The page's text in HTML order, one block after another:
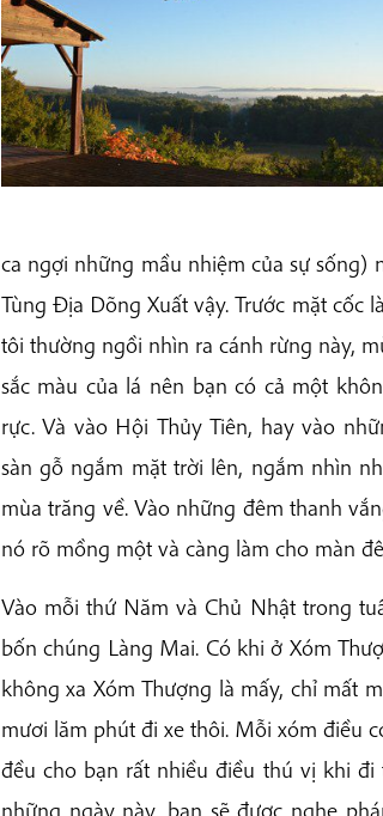
ca ngợi những mầu nhiệm của sự
Tùng Địa Dõng Xuất vậy. Trước mặt cốc
tôi thường ngồi nhìn ra cánh rừng này,
sắc màu của lá nên bạn có cả một
rực. Và vào Hội Thủy Tiên, hay vào
sàn gỗ ngắm mặt trời lên, ngắm nhìn
mùa trăng về. Vào những đêm thanh
nó rõ mồng một và càng làm cho màn
Vào mỗi thứ Năm và Chủ Nhật trong
bốn chúng Làng Mai. Có khi ở Xóm
không xa Xóm Thượng là mấy, chỉ mất
mươi lăm phút đi xe thôi. Mỗi xóm điều
đều cho bạn rất nhiều điều thú vị khi
những ngày này, bạn sẽ được nghe